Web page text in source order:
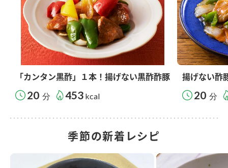
「カンタン黒酢」１本！揚げない黒酢酢豚
20 分 453 kcal
揚げない酢
20 分
季節の新着レシピ